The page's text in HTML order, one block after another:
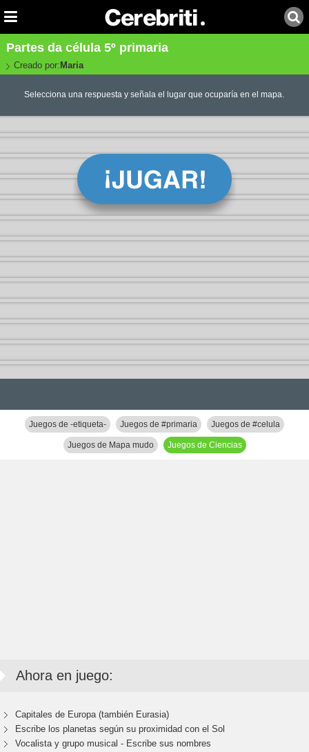
Partes da célula 5º primaria
Creado por: Maria
Selecciona una respuesta y señala el lugar que ocuparía en el mapa.
Juegos de -etiqueta- Juegos de #primaria Juegos de #celula
Juegos de Mapa mudo Juegos de Ciencias
Ahora en juego:
Capitales de Europa (también Eurasia)
Escribe los planetas según su proximidad con el Sol
Vocalista y grupo musical - Escribe sus nombres